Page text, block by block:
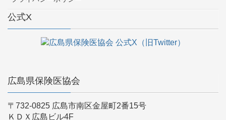
公式X
広島県保険医協会
〒732-0825 広島市南区金屋町2番15号
ＫＤＸ広島ビル4F